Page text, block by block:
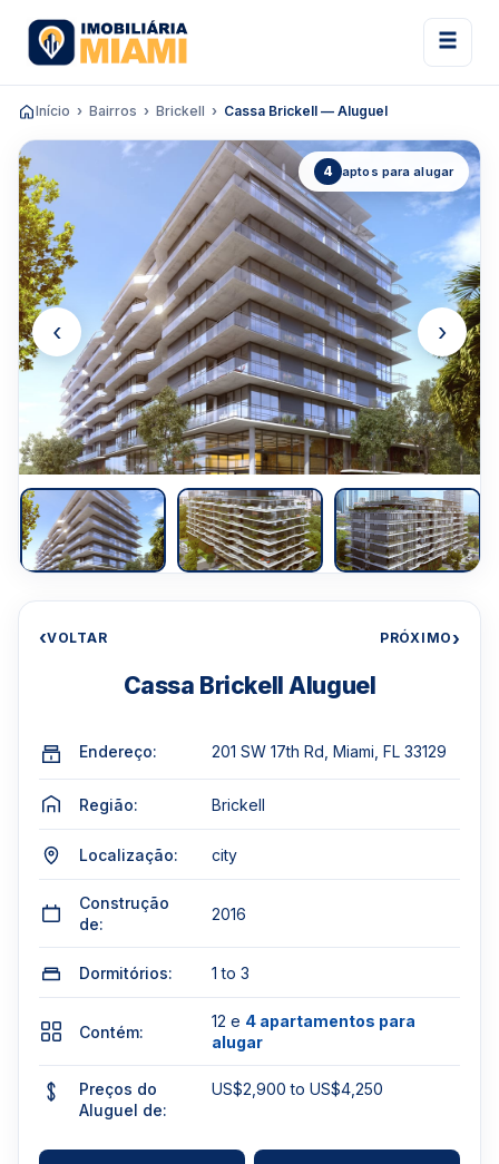
Início Bairros Brickell Cassa Brickell — Aluguel
4 aptos para alugar
‹ ›
‹VOLTAR PRÓXIMO›
Cassa Brickell Aluguel
Endereço: 201 SW 17th Rd, Miami, FL 33129
Região: Brickell
Localização: city
Construção
de:
2016
Dormitórios: 1 to 3
Contém:
12 e 4 apartamentos para
alugar
Preços do
Aluguel de:
US$2,900 to US$4,250